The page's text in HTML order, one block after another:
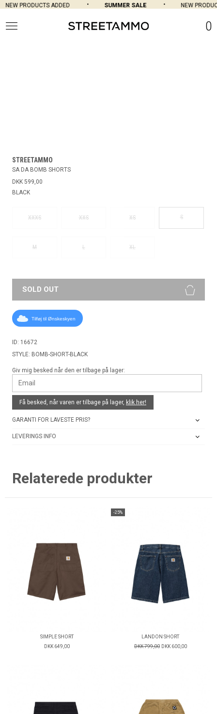
NEW PRODUCTS ADDED SUMMER SALE NEW
0
STREETAMMO
SA DA BOMB SHORTS
DKK 599,00
BLACK
XXXS XXS XS S
M L XL
SOLD OUT
Tilføj til Ønskeskyen
ID: 16672
STYLE: BOMB-SHORT-BLACK
Giv mig besked når den er tilbage på lager:
Få besked, når varen er tilbage på lager, klik her!
GARANTI FOR LAVESTE PRIS?
LEVERINGS INFO
Relaterede produkter
SIMPLE SHORT
DKK 649,00
-25%
LANDON SHORT
DKK 799,00 DKK 600,00